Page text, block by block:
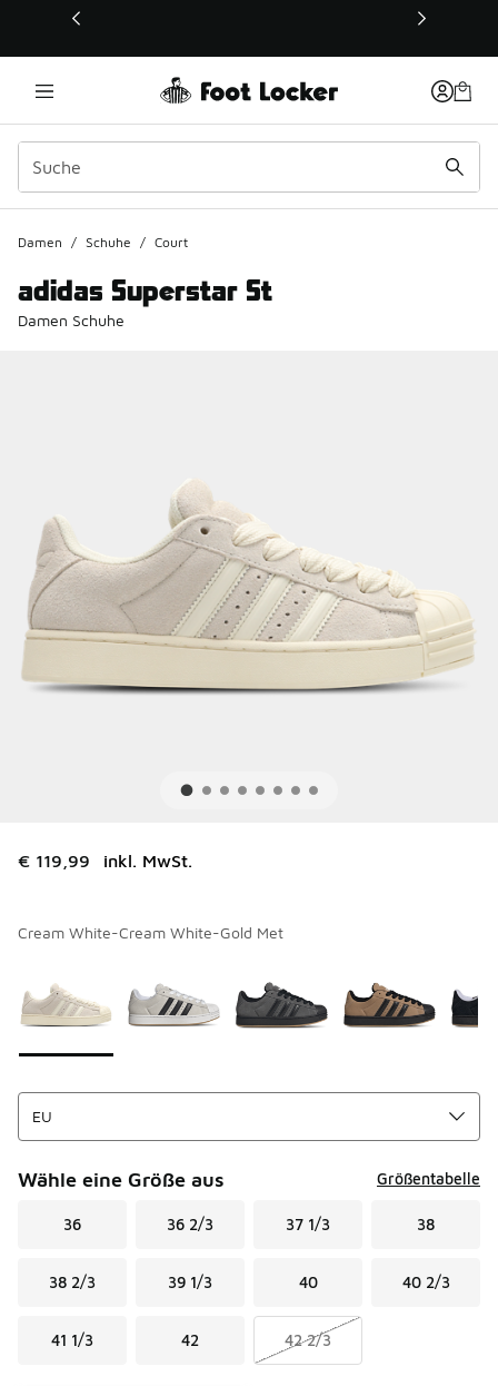
Dieser Link öffnet sich in einem neuen Fenster
Damen / Schuhe / Court
adidas Superstar St
Damen Schuhe
€ 119,99 inkl. MwSt.
Cream White-Cream White-Gold Met
Wähle eine Größe aus Größentabelle
36 36 2/3 37 1/3 38
38 2/3 39 1/3 40 40 2/3
41 1/3 42 42 2/3